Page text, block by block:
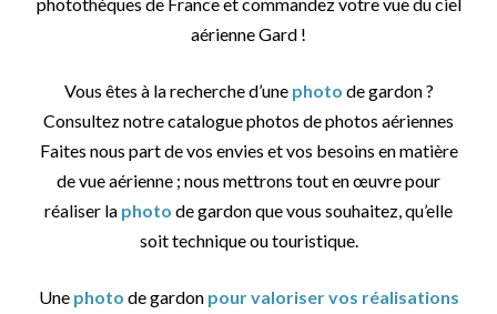
aérienne Gard !
Vous êtes à la recherche d’une photo de gardon ?
Consultez notre catalogue photos de photos aériennes
Faites nous part de vos envies et vos besoins en matière
de vue aérienne ; nous mettrons tout en œuvre pour
réaliser la photo de gardon que vous souhaitez, qu’elle
soit technique ou touristique.
Une photo de gardon pour valoriser vos réalisations